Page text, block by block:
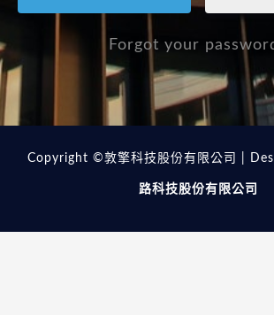
Forgot your
Copyright ©敦擎科技股份有限公司 |
路科技股份有限公司